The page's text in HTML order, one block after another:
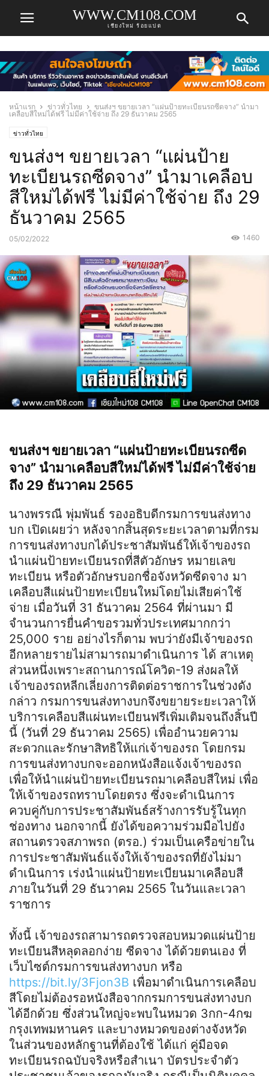
WWW.CM108.COM
เชียงใหม่ ร้อยแปด
หน้าแรก ข่าวทั่วไทย
ขนส่งฯ ขยายเวลา “แผ่นป้ายทะเบียนรถซีดจาง” นำมา
เคลือบสีใหม่ได้ฟรี ไม่มีค่าใช้จ่าย ถึง 29 ธันวาคม 2565
ข่าวทั่วไทย
ขนส่งฯ ขยายเวลา “แผ่นป้าย
ทะเบียนรถซีดจาง” นำมาเคลือบ
สีใหม่ได้ฟรี ไม่มีค่าใช้จ่าย ถึง 29
ธันวาคม 2565
05/02/2022 1460
ขนส่งฯ ขยายเวลา “แผ่นป้ายทะเบียนรถซีด
จาง” นำมาเคลือบสีใหม่ได้ฟรี ไม่มีค่าใช้จ่าย
ถึง 29 ธันวาคม 2565
นางพรรณี พุ่มพันธ์ รองอธิบดีกรมการขนส่งทาง
บก เปิดเผยว่า หลังจากสิ้นสุดระยะเวลาตามที่กรม
การขนส่งทางบกได้ประชาสัมพันธ์ให้เจ้าของรถ
นำแผ่นป้ายทะเบียนรถที่สีตัวอักษร หมายเลข
ทะเบียน หรือตัวอักษรบอกชื่อจังหวัดซีดจาง มา
เคลือบสีแผ่นป้ายทะเบียนใหม่โดยไม่เสียค่าใช้
จ่าย เมื่อวันที่ 31 ธันวาคม 2564 ที่ผ่านมา มี
จำนวนการยื่นคำขอรวมทั่วประเทศมากกว่า
25,000 ราย อย่างไรก็ตาม พบว่ายังมีเจ้าของรถ
อีกหลายรายไม่สามารถมาดำเนินการ ได้ สาเหตุ
ส่วนหนึ่งเพราะสถานการณ์โควิด-19 ส่งผลให้
เจ้าของรถหลีกเลี่ยงการติดต่อราชการในช่วงดัง
กล่าว กรมการขนส่งทางบกจึงขยายระยะเวลาให้
บริการเคลือบสีแผ่นทะเบียนฟรีเพิ่มเติมจนถึงสิ้นปี
นี้ (วันที่ 29 ธันวาคม 2565) เพื่ออำนวยความ
สะดวกและรักษาสิทธิให้แก่เจ้าของรถ โดยกรม
การขนส่งทางบกจะออกหนังสือแจ้งเจ้าของรถ
เพื่อให้นำแผ่นป้ายทะเบียนรถมาเคลือบสีใหม่ เพื่อ
ให้เจ้าของรถทราบโดยตรง ซึ่งจะดำเนินการ
ควบคู่กับการประชาสัมพันธ์สร้างการรับรู้ในทุก
ช่องทาง นอกจากนี้ ยังได้ขอความร่วมมือไปยัง
สถานตรวจสภาพรถ (ตรอ.) ร่วมเป็นเครือข่ายใน
การประชาสัมพันธ์แจ้งให้เจ้าของรถที่ยังไม่มา
ดำเนินการ เร่งนำแผ่นป้ายทะเบียนมาเคลือบสี
ภายในวันที่ 29 ธันวาคม 2565 ในวันและเวลา
ราชการ
ทั้งนี้ เจ้าของรถสามารถตรวจสอบหมวดแผ่นป้าย
ทะเบียนสีหลุดลอกง่าย ซีดจาง ได้ด้วยตนเอง ที่
เว็บไซต์กรมการขนส่งทางบก หรือ
https://bit.ly/3Fjon3B เพื่อมาดำเนินการเคลือบ
สีโดยไม่ต้องรอหนังสือจากกรมการขนส่งทางบก
ได้อีกด้วย ซึ่งส่วนใหญ่จะพบในหมวด 3กก-4กฆ
กรุงเทพมหานคร และบางหมวดของต่างจังหวัด
ในส่วนของหลักฐานที่ต้องใช้ ได้แก่ คู่มือจด
ทะเบียนรถฉบับจริงหรือสำเนา บัตรประจำตัว